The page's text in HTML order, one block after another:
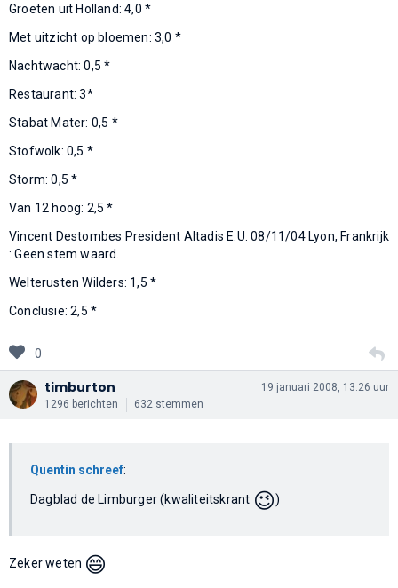
Groeten uit Holland: 4,0 *
Met uitzicht op bloemen: 3,0 *
Nachtwacht: 0,5 *
Restaurant: 3*
Stabat Mater: 0,5 *
Stofwolk: 0,5 *
Storm: 0,5 *
Van 12 hoog: 2,5 *
Vincent Destombes President Altadis E.U. 08/11/04 Lyon, Frankrijk
: Geen stem waard.
Welterusten Wilders: 1,5 *
Conclusie: 2,5 *
0
timburton
1296 berichten 632 stemmen
19 januari 2008, 13:26 uur
Quentin schreef:
Dagblad de Limburger (kwaliteitskrant 😉)
Zeker weten 😄